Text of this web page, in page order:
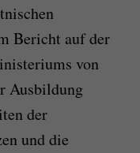
Bericht auf der
von
Ausbildung
der
und die